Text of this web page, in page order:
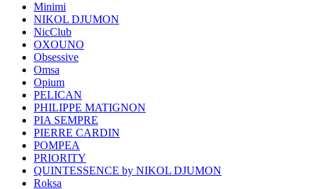
Minimi
NIKOL DJUMON
NicClub
OXOUNO
Obsessive
Omsa
Opium
PELICAN
PHILIPPE MATIGNON
PIA SEMPRE
PIERRE CARDIN
POMPEA
PRIORITY
QUINTESSENCE by NIKOL DJUMON
Roksa